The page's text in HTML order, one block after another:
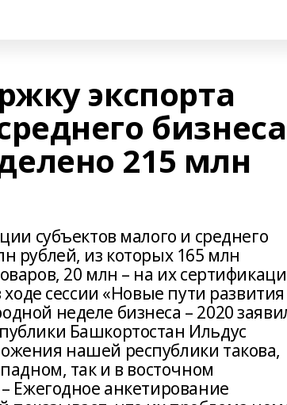
экспорта
бизнеса
215 млн
субъектов малого и среднего
рублей, из которых 165 млн
20 млн – на их
сессии «Новые пути развития
неделе бизнеса – 2020
Башкортостан Ильдус
нашей республики такова,
так и в восточном
Ежегодное анкетирование